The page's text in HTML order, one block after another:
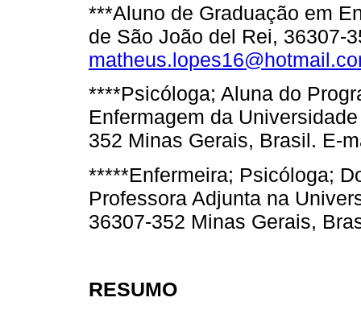
***Aluno de Graduação em
de São João del Rei, 36307-
****Psicóloga; Aluna do
Enfermagem da
352 Minas Gerais, Brasil. E-
*****Enfermeira; Psicóloga;
Professora Adjunta na
36307-352 Minas Gerais,
RESUMO